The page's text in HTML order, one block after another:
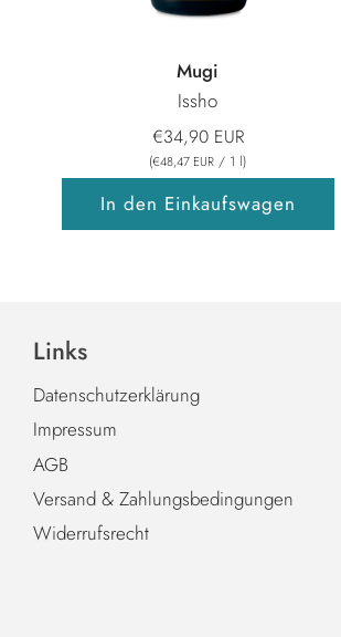
Mugi
Issho
€34,90 EUR
(€48,47 EUR / 1 l)
In den Einkaufswagen
Links
Datenschutzerklärung
Impressum
AGB
Versand & Zahlungsbedingungen
Widerrufsrecht